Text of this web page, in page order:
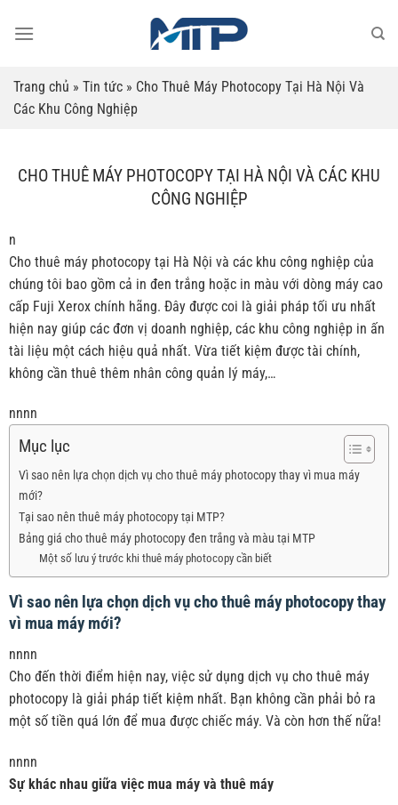
qua
dung
Trang chủ » Tin tức » Cho Thuê Máy Photocopy Tại Hà Nội Và
Các Khu Công Nghiệp
CHO THUÊ MÁY PHOTOCOPY TẠI HÀ NỘI VÀ CÁC KHU
CÔNG NGHIỆP
n
Cho thuê máy photocopy tại Hà Nội và các khu công nghiệp của
chúng tôi bao gồm cả in đen trắng hoặc in màu với dòng máy cao
cấp Fuji Xerox chính hãng. Đây được coi là giải pháp tối ưu nhất
hiện nay giúp các đơn vị doanh nghiệp, các khu công nghiệp in ấn
tài liệu một cách hiệu quả nhất. Vừa tiết kiệm được tài chính,
không cần thuê thêm nhân công quản lý máy,…
nnnn
Mục lục
Vì sao nên lựa chọn dịch vụ cho thuê máy photocopy thay vì mua máy
mới?
Tại sao nên thuê máy photocopy tại MTP?
Bảng giá cho thuê máy photocopy đen trắng và màu tại MTP
Một số lưu ý trước khi thuê máy photocopy cần biết
Vì sao nên lựa chọn dịch vụ cho thuê máy photocopy thay
vì mua máy mới?
nnnn
Cho đến thời điểm hiện nay, việc sử dụng dịch vụ cho thuê máy
photocopy là giải pháp tiết kiệm nhất. Bạn không cần phải bỏ ra
một số tiền quá lớn để mua được chiếc máy. Và còn hơn thế nữa!
nnnn
Sự khác nhau giữa việc mua máy và thuê máy